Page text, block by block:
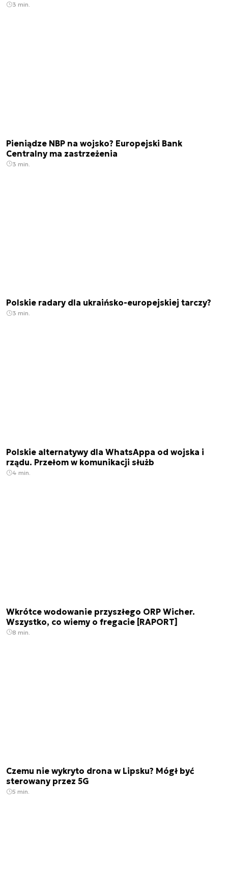
3 min.
Pieniądze NBP na wojsko? Europejski Bank
Centralny ma zastrzeżenia
3 min.
Polskie radary dla ukraińsko-europejskiej tarczy?
3 min.
Polskie alternatywy dla WhatsAppa od wojska i
rządu. Przełom w komunikacji służb
4 min.
Wkrótce wodowanie przyszłego ORP Wicher.
Wszystko, co wiemy o fregacie [RAPORT]
8 min.
Czemu nie wykryto drona w Lipsku? Mógł być
sterowany przez 5G
5 min.